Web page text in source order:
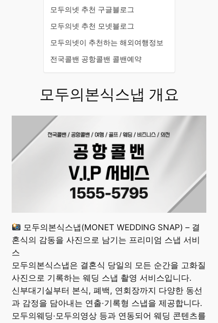
모두의넷 추천 구글블로그
모두의넷 추천 모넷블로그
모두의넷이 추천하는 해외여행정보
전국콜밴 공항콜밴 콜밴예약
모두의본식스냅 개요
모두의본식스냅(MONET WEDDING SNAP) – 결
혼식의 감동을 사진으로 남기는 프리미엄 스냅 서비
스
모두의본식스냅은 결혼식 당일의 모든 순간을 고화질
사진으로 기록하는 웨딩 스냅 촬영 서비스입니다.
신부대기실부터 본식, 폐백, 연회장까지 다양한 동선
과 감정을 담아내는 연출·기록형 스냅을 제공합니다.
모두의웨딩·모두의영상 등과 연동되어 웨딩 콘텐츠를